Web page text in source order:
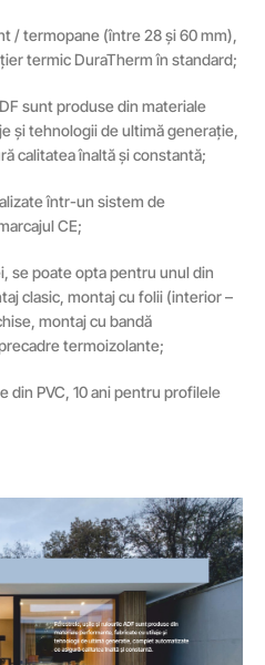
/ termopane (între 28 și 60 mm),
termic DuraTherm în standard;
sunt produse din materiale
și tehnologii de ultimă generație,
calitatea înaltă și constantă;
într-un sistem de
CE;
se poate opta pentru unul din
clasic, montaj cu folii (interior –
montaj cu bandă
termoizolante;
din PVC, 10 ani pentru profilele